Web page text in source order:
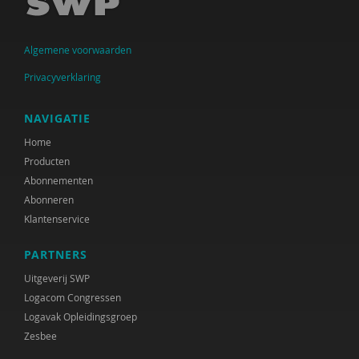
S.M. Babovic
Jenthe Baeyens
Patricia Bakker
Ria Balm
Eva-Maria den Balvert
Fiet van Beek
Ton Beekman
Ferdi Bekken en Gerda de Groot
Inge Belderbos-Jansen
Deirdre Beneken genaamd Kolmer
Algemene voorwaarden
Privacyverklaring
NAVIGATIE
Home
Producten
Abonnementen
Abonneren
Klantenservice
PARTNERS
Uitgeverij SWP
Logacom Congressen
Logavak Opleidingsgroep
Zesbee